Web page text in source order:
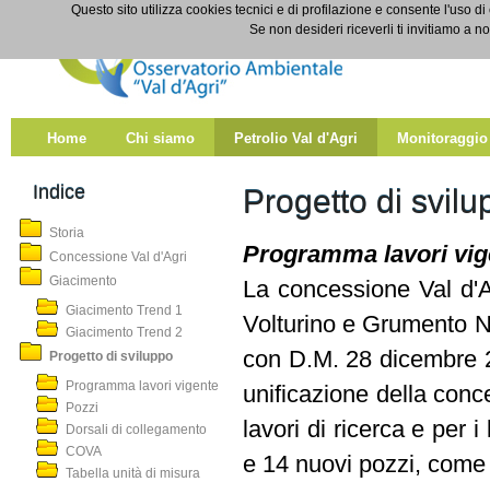
Salta al contenuto
Progetto di sviluppo
Home Chi siamo Petrolio Val d'Agri Monitoraggio
Indice
Storia
Concessione Val d'Agri
Giacimento
Giacimento Trend 1
Giacimento Trend 2
Progetto di sviluppo
Programma lavori vigente
Pozzi
Dorsali di collegamento
COVA
Tabella unità di misura
Progetto di
Programma lavori
La concessione Val
Volturino e Grumento
con D.M. 28
unificazione della
lavori di ricerca e per
e 14 nuovi pozzi,
Questo sito utilizza cookies tecnici e di profilazione e consente l'uso
Se non desideri riceverli ti invitiamo a